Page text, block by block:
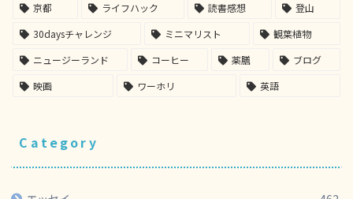
京都
ライフハック 読書感想
登山
30daysチャレンジ
ミニマリスト
観葉植物
ニュージーランド
コーヒー 薬膳
ブログ
映画
ワーホリ 英語
Category